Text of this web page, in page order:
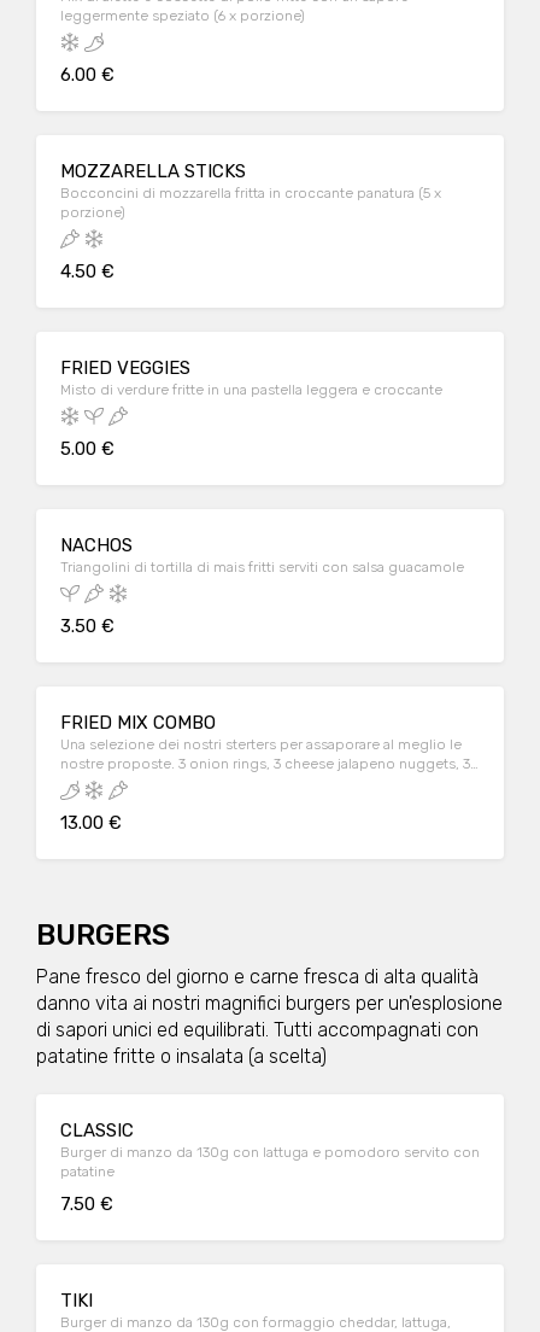
leggermente speziato (6 x porzione)
6.00 €
MOZZARELLA STICKS
Bocconcini di mozzarella fritta in croccante panatura (5 x
porzione)
4.50 €
FRIED VEGGIES
Misto di verdure fritte in una pastella leggera e croccante
5.00 €
NACHOS
Triangolini di tortilla di mais fritti serviti con salsa guacamole
3.50 €
FRIED MIX COMBO
Una selezione dei nostri sterters per assaporare al meglio le
nostre proposte. 3 onion rings, 3 cheese jalapeno nuggets, 3
mozzarella sticks, pepper & onion, fried veggies.
13.00 €
BURGERS
Pane fresco del giorno e carne fresca di alta qualità
danno vita ai nostri magnifici burgers per un'esplosione
di sapori unici ed equilibrati. Tutti accompagnati con
patatine fritte o insalata (a scelta)
CLASSIC
Burger di manzo da 130g con lattuga e pomodoro servito con
patatine
7.50 €
TIKI
Burger di manzo da 130g con formaggio cheddar, lattuga,